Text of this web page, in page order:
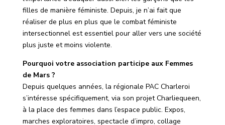
filles de manière féministe. Depuis, je n’ai fait que
réaliser de plus en plus que le combat féministe
intersectionnel est essentiel pour aller vers une société
plus juste et moins violente.
Pourquoi votre association participe aux Femmes
de Mars ?
Depuis quelques années, la régionale PAC Charleroi
s’intéresse spécifiquement, via son projet Charliequeen,
à la place des femmes dans l’espace public. Expos,
marches exploratoires, spectacle d’impro, collage